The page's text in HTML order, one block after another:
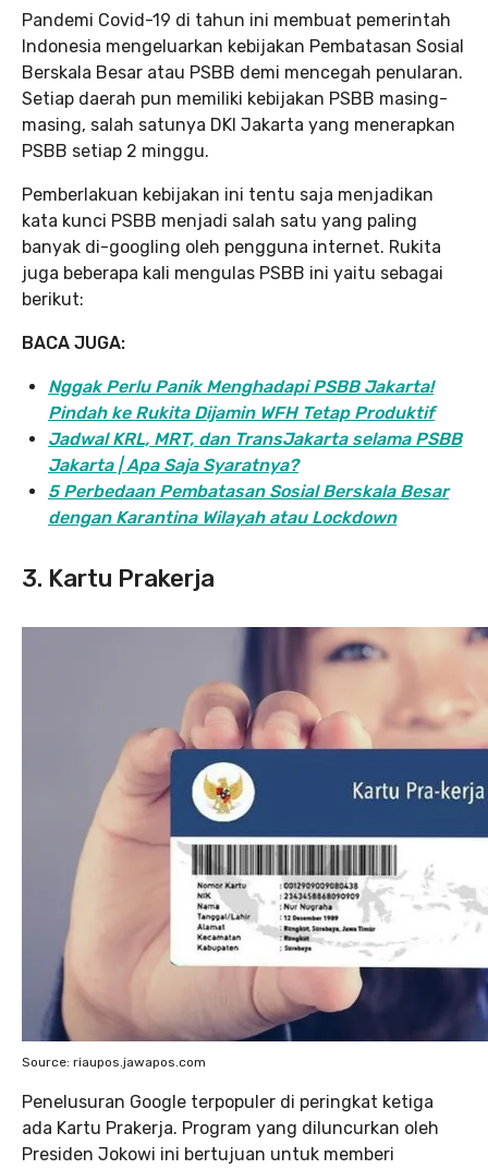
Pandemi Covid-19 di tahun ini membuat pemerintah
Indonesia mengeluarkan kebijakan Pembatasan Sosial
Berskala Besar atau PSBB demi mencegah penularan.
Setiap daerah pun memiliki kebijakan PSBB masing-
masing, salah satunya DKI Jakarta yang menerapkan
PSBB setiap 2 minggu.
Pemberlakuan kebijakan ini tentu saja menjadikan
kata kunci PSBB menjadi salah satu yang paling
banyak di-googling oleh pengguna internet. Rukita
juga beberapa kali mengulas PSBB ini yaitu sebagai
berikut:
BACA JUGA:
Nggak Perlu Panik Menghadapi PSBB Jakarta!
Pindah ke Rukita Dijamin WFH Tetap Produktif
Jadwal KRL, MRT, dan TransJakarta selama PSBB
Jakarta | Apa Saja Syaratnya?
5 Perbedaan Pembatasan Sosial Berskala Besar
dengan Karantina Wilayah atau Lockdown
3. Kartu Prakerja
Source: riaupos.jawapos.com
Penelusuran Google terpopuler di peringkat ketiga
ada Kartu Prakerja. Program yang diluncurkan oleh
Presiden Jokowi ini bertujuan untuk memberi